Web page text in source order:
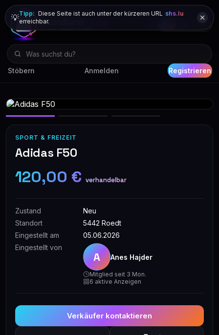
Stöbern Anmelden Registrieren
💡Tipp: Diese Seite ist auch unter der kürzeren URL shs.lu
erreichbar.
SPORT & FREIZEIT
Adidas F50
120,00 € verhandelbar
Zustand
Neu
Standort
5442 Roedt
Eingestellt am
05.06.2026
Eingestellt von
A Anes Hajder
Mitglied seit 3 Mon.
6 aktive Anzeigen
Verkäufer kontaktieren